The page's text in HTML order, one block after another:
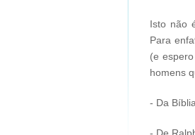
Isto não
Para
(e
homens
- Da